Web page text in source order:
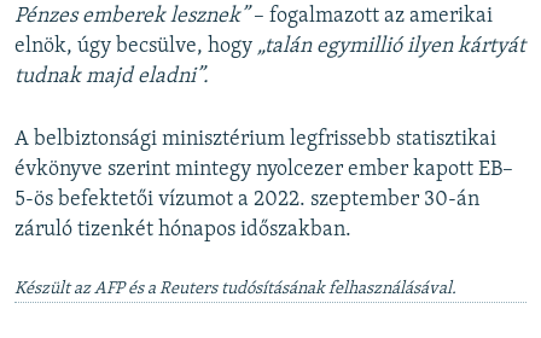
Pénzes emberek lesznek”– fogalmazott az amerikai
elnök, úgy becsülve, hogy „talán egymillió ilyen kártyát
tudnak majd eladni”.
A belbiztonsági minisztérium legfrissebb statisztikai
évkönyve szerint mintegy nyolcezer ember kapott EB–
5-ös befektetői vízumot a 2022. szeptember 30-án
záruló tizenkét hónapos időszakban.
Készült az AFP és a Reuters tudósításának felhasználásával.